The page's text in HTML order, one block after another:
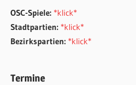
OSC-Spiele: *klick*
Stadtpartien: *klick*
Bezirkspartien: *klick*
Termine